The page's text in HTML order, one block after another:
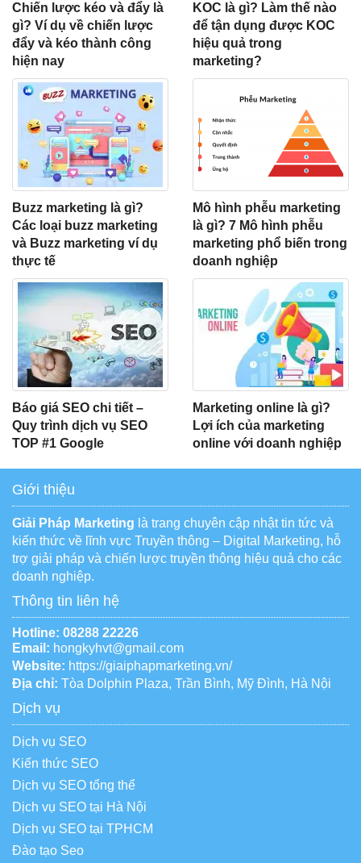
Chiến lược kéo và đẩy là
gì? Ví dụ về chiến lược
đẩy và kéo thành công
hiện nay
KOC là gì? Làm thế nào
để tận dụng được KOC
hiệu quả trong
marketing?
Buzz marketing là gì?
Các loại buzz marketing
và Buzz marketing ví dụ
thực tế
Mô hình phễu marketing
là gì? 7 Mô hình phễu
marketing phổ biến trong
doanh nghiệp
Báo giá SEO chi tiết –
Quy trình dịch vụ SEO
TOP #1 Google
Marketing online là gì?
Lợi ích của marketing
online với doanh nghiệp
Giới thiệu
Giải Pháp Marketing là trang chuyên cập nhật tin tức và
kiến thức về lĩnh vực Truyền thông – Digital Marketing, hỗ
trợ giải pháp và chiến lược truyền thông hiệu quả cho các
doanh nghiệp.
Thông tin liên hệ
Hotline: 08288 22226
Email: hongkyhvt@gmail.com
Website: https://giaiphapmarketing.vn/
Địa chỉ: Tòa Dolphin Plaza, Trần Bình, Mỹ Đình, Hà Nội
Dịch vụ
Dịch vụ SEO
Kiến thức SEO
Dịch vụ SEO tổng thể
Dịch vụ SEO tại Hà Nội
Dịch vụ SEO tại TPHCM
Đào tạo Seo